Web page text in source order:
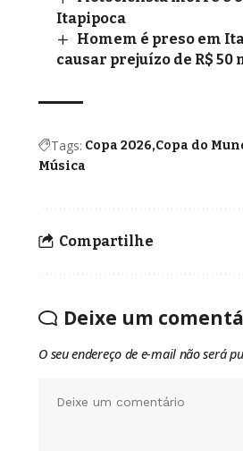
Itapipoca
Homem é preso em
causar prejuízo de R$ 50
Tags: Copa 2026 Copa do
Música
Compartilhe
Deixe um
O seu endereço de e-mail não será